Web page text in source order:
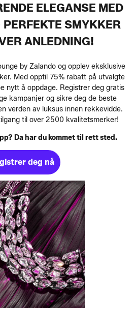
ELEGANSE MED
SMYKKER
ANLEDNING!
by Zalando og opplev eksklusive
Med opptil 75% rabatt på utvalgte
nytt å oppdage. Registrer deg gratis
kampanjer og sikre deg de beste
verden av luksus innen rekkevidde.
til over 2500 kvalitetsmerker!
Da har du kommet til rett sted.
deg nå